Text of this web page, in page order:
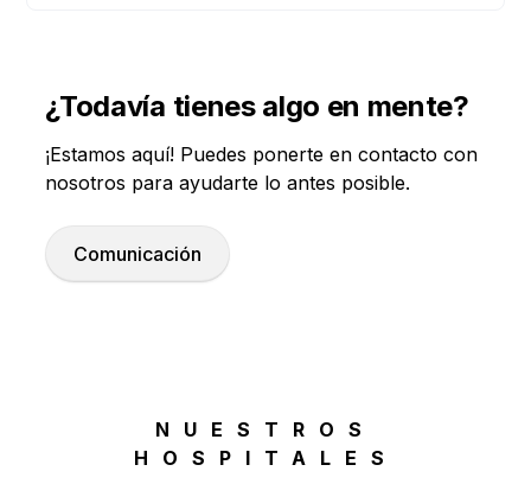
¿Todavía tienes algo en mente?
¡Estamos aquí! Puedes ponerte en contacto con
nosotros para ayudarte lo antes posible.
Comunicación
NUESTROS
HOSPITALES